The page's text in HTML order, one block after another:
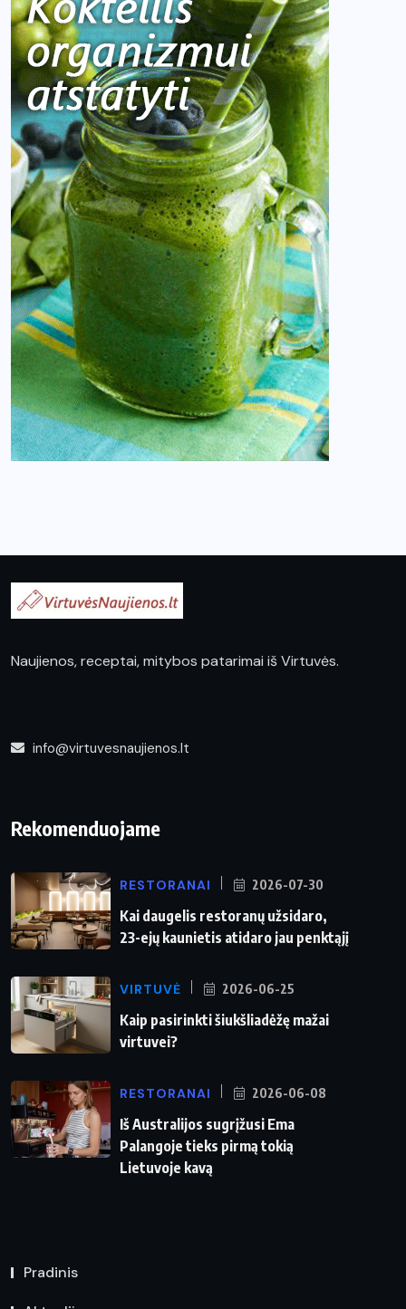
Naujienos, receptai, mitybos patarimai iš Virtuvės.
info@virtuvesnaujienos.lt
Rekomenduojame
RESTORANAI 2026-07-30
Kai daugelis restoranų užsidaro,
23-ejų kaunietis atidaro jau penktąjį
VIRTUVĖ 2026-06-25
Kaip pasirinkti šiukšliadėžę mažai
virtuvei?
RESTORANAI 2026-06-08
Iš Australijos sugrįžusi Ema
Palangoje tieks pirmą tokią
Lietuvoje kavą
Pradinis